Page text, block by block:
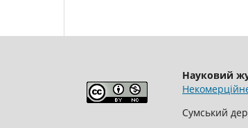
Науковий
Сумський